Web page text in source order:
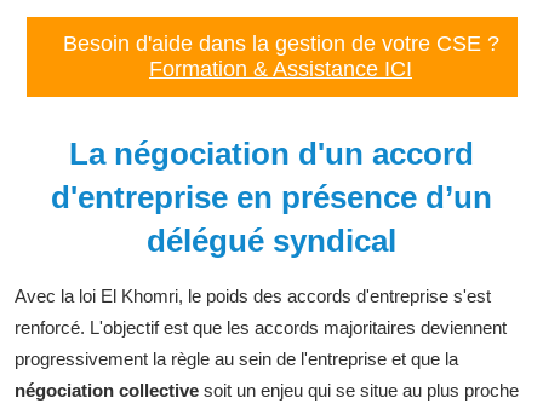
Besoin d'aide dans la gestion de votre CSE ?
Formation & Assistance ICI
La négociation d'un accord
d'entreprise en présence d’un
délégué syndical
Avec la loi El Khomri, le poids des accords d'entreprise s'est
renforcé. L'objectif est que les accords majoritaires deviennent
progressivement la règle au sein de l'entreprise et que la
négociation collective soit un enjeu qui se situe au plus proche